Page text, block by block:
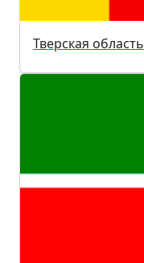
Тверская область